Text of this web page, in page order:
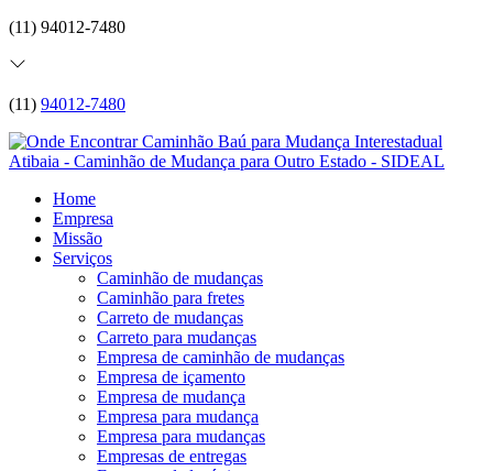
(11) 94012-7480
(11) 94012-7480
Home
Empresa
Missão
Serviços
Caminhão de mudanças
Caminhão para fretes
Carreto de mudanças
Carreto para mudanças
Empresa de caminhão de mudanças
Empresa de içamento
Empresa de mudança
Empresa para mudança
Empresa para mudanças
Empresas de entregas